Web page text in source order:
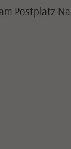
Postplatz